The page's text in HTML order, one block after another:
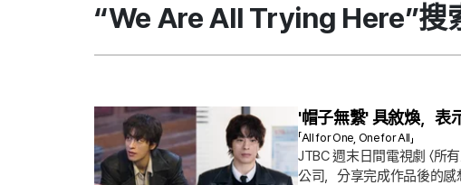
“We Are All Trying Here”搜
'帽子無繫' 具敘煥，表
「All for One, One for All」
JTBC 週末日間電視劇 〈所
公司，分享完成作品後的